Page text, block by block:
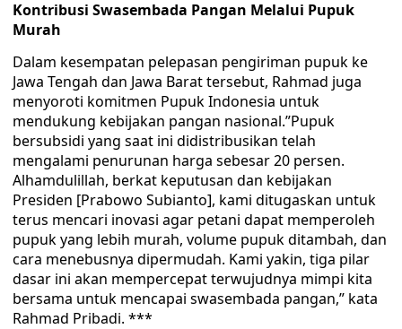
Kontribusi Swasembada Pangan Melalui Pupuk
Murah
Dalam kesempatan pelepasan pengiriman pupuk ke
Jawa Tengah dan Jawa Barat tersebut, Rahmad juga
menyoroti komitmen Pupuk Indonesia untuk
mendukung kebijakan pangan nasional.”Pupuk
bersubsidi yang saat ini didistribusikan telah
mengalami penurunan harga sebesar 20 persen.
Alhamdulillah, berkat keputusan dan kebijakan
Presiden [Prabowo Subianto], kami ditugaskan untuk
terus mencari inovasi agar petani dapat memperoleh
pupuk yang lebih murah, volume pupuk ditambah, dan
cara menebusnya dipermudah. Kami yakin, tiga pilar
dasar ini akan mempercepat terwujudnya mimpi kita
bersama untuk mencapai swasembada pangan,” kata
Rahmad Pribadi. ***